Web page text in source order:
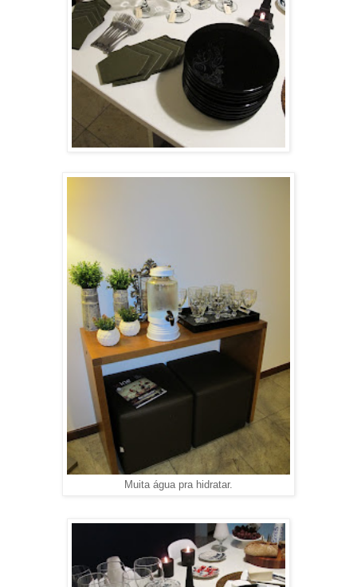
Muita água pra hidratar.